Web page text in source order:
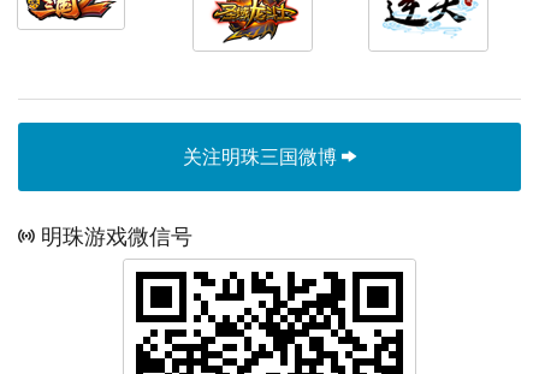
关注明珠三国微博
明珠游戏微信号